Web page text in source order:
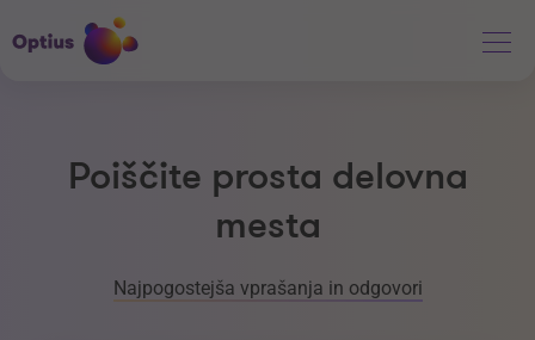
Poiščite prosta delovna
mesta
Najpogostejša vprašanja in odgovori